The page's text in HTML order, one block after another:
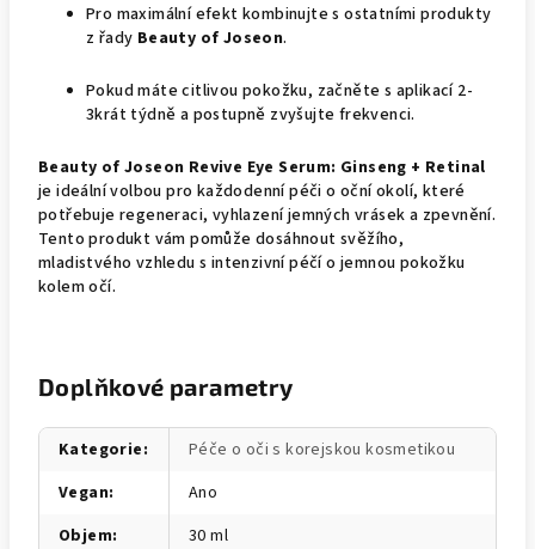
Pro maximální efekt kombinujte s ostatními produkty
z řady Beauty of Joseon.
Pokud máte citlivou pokožku, začněte s aplikací 2-
3krát týdně a postupně zvyšujte frekvenci.
Beauty of Joseon Revive Eye Serum: Ginseng + Retinal
je ideální volbou pro každodenní péči o oční okolí, které
potřebuje regeneraci, vyhlazení jemných vrásek a zpevnění.
Tento produkt vám pomůže dosáhnout svěžího,
mladistvého vzhledu s intenzivní péčí o jemnou pokožku
kolem očí.
Doplňkové parametry
Kategorie:
Péče o oči s korejskou kosmetikou
Vegan:
Ano
Objem: 30 ml